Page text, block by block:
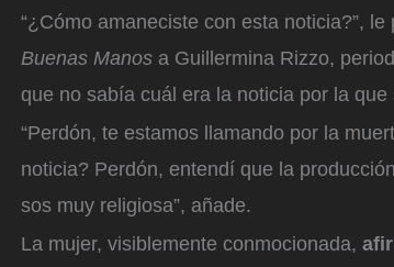
“¿Cómo amaneciste con esta noticia?”,
Buenas Manos a Guillermina Rizzo,
que no sabía cuál era la noticia por la
“Perdón, te estamos llamando por la
noticia? Perdón, entendí que la
sos muy religiosa”, añade.
La mujer, visiblemente conmocionada,